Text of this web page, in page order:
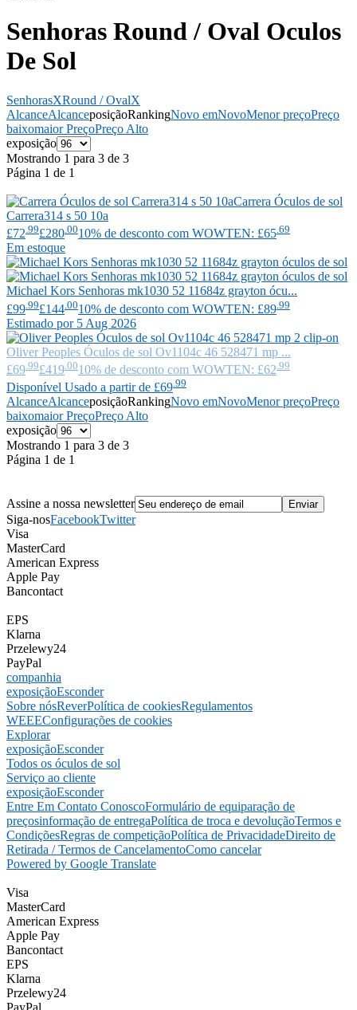
Senhoras Round / Oval Oculos
De Sol
SenhorasXRound / OvalX
AlcanceAlcanceposiçãoRankingNovo emNovoMenor preçoPreço
baixomaior PreçoPreço Alto
exposição
Mostrando 1 para 3 de 3
Página 1 de 1
Carrera Óculos de sol
Carrera314 s 50 10a
£72 .99£280 .0010% de desconto com WOWTEN: £65 .69
Em estoque
Michael Kors Senhoras mk1030 52 11684z grayton ócu...
£99 .99£144 .0010% de desconto com WOWTEN: £89 .99
Estimado por 5 Aug 2026
Oliver Peoples Óculos de sol Ov1104c 46 528471 mp ...
£69 .99£419 .0010% de desconto com WOWTEN: £62 .99
Disponível Usado a partir de £69 .99
AlcanceAlcanceposiçãoRankingNovo emNovoMenor preçoPreço
baixomaior PreçoPreço Alto
exposição
Mostrando 1 para 3 de 3
Página 1 de 1
Assine a nossa newsletter
Siga-nosFacebookTwitter
Visa
MasterCard
American Express
Apple Pay
Bancontact
EPS
Klarna
Przelewy24
PayPal
companhia
exposiçãoEsconder
Sobre nósReverPolítica de cookiesRegulamentos
WEEEConfigurações de cookies
Explorar
exposiçãoEsconder
Todos os óculos de sol
Serviço ao cliente
exposiçãoEsconder
Entre Em Contato ConoscoFormulário de equiparação de
preçosinformação de entregaPolítica de troca e devoluçãoTermos e
CondiçõesRegras de competiçãoPolítica de PrivacidadeDireito de
Retirada / Termos de CancelamentoComo cancelar
Powered by Google Translate
Visa
MasterCard
American Express
Apple Pay
Bancontact
EPS
Klarna
Przelewy24